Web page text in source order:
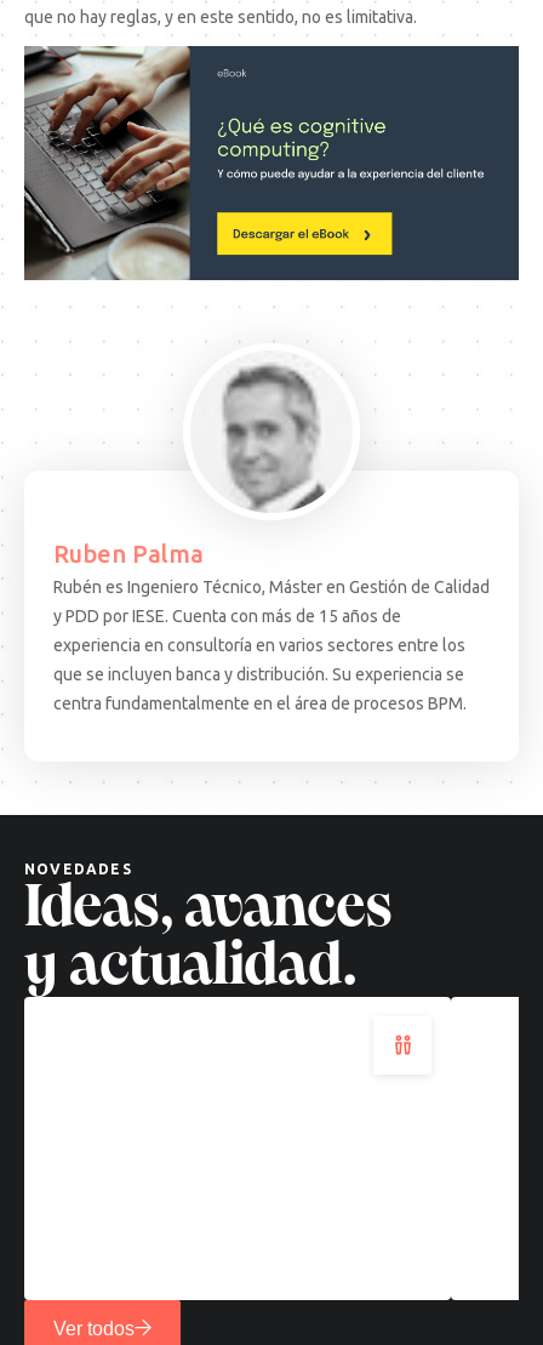
que no hay reglas, y en este sentido, no es limitativa.
Ruben Palma
Rubén es Ingeniero Técnico, Máster en Gestión de Calidad
y PDD por IESE. Cuenta con más de 15 años de
experiencia en consultoría en varios sectores entre los
que se incluyen banca y distribución. Su experiencia se
centra fundamentalmente en el área de procesos BPM.
NOVEDADES
Ideas, avances
y actualidad.
ARTICULO 15.08.25
un
paradigma
tecnológico
más
Ver todos